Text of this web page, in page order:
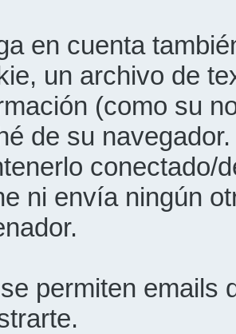
en cuenta
un archivo de
(como su
de su
conectado/
ni envía ningún
permiten emails